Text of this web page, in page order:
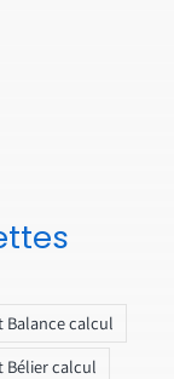
Balance calcul
Bélier calcul